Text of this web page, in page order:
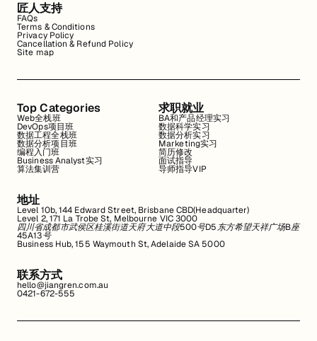
匠人支持
FAQs
Terms & Conditions
Privacy Policy
Cancellation & Refund Policy
Site map
Top Categories
Web全栈班
DevOps项目班
数据工程全栈班
数据分析项目班
编程入门班
Business Analyst实习
算法集训营
求职就业
BA和产品经理实习
数据科学实习
数据分析实习
Marketing实习
简历修改
面试指导
导师指导VIP
地址
Level 10b, 144 Edward Street, Brisbane CBD(Headquarter)
Level 2, 171 La Trobe St, Melbourne VIC 3000
四川省成都市武侯区桂溪街道天府大道中段500号D5东方希望天祥广场B座
45A13号
Business Hub, 155 Waymouth St, Adelaide SA 5000
联系方式
hello@jiangren.com.au
0421-672-555